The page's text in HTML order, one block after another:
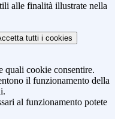
alle finalità illustrate nella
tutti i cookies
quali cookie consentire.
il funzionamento della
al funzionamento potete